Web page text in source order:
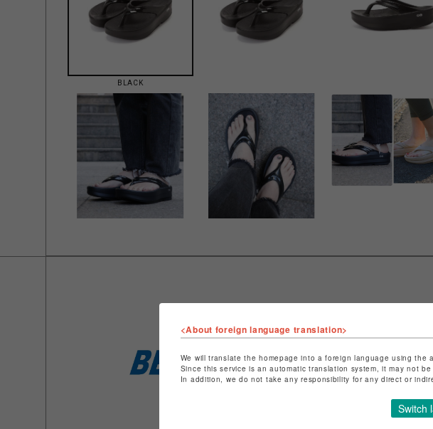
BLACK
ショップ名
特定商取引法など法令に
ショップお問い合わせは
<About foreign language translation>
We will translate the homepage into a foreign language using the
Since this service is an automatic translation system, it may not
In addition, we do not take any responsibility for any direct or
Switch